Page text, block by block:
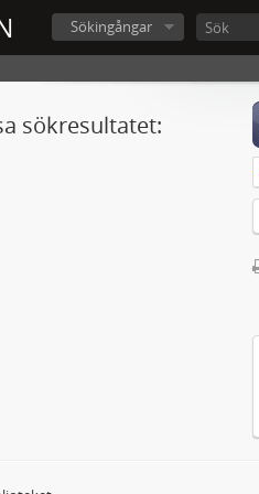
Sökingångar
sökresultatet: